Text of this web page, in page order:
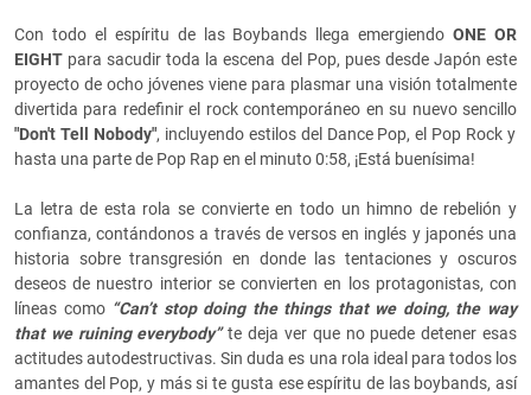
Con todo el espíritu de las Boybands llega emergiendoONE OR
EIGHT para sacudir toda la escena del Pop, pues desde Japón este
proyecto de ocho jóvenes viene para plasmar una visión totalmente
divertida para redefinir el rock contemporáneo en su nuevo sencillo
"Don't Tell Nobody", incluyendo estilos del Dance Pop, el Pop Rock y
hasta una parte de Pop Rap en el minuto 0:58, ¡Está buenísima!
La letra de esta rola se convierte en todo un himno de rebelión y
confianza, contándonos a través de versos en inglés y japonés una
historia sobre transgresión en donde las tentaciones y oscuros
deseos de nuestro interior se convierten en los protagonistas, con
líneas como “Can’t stop doing the things that we doing, the way
that we ruining everybody”te deja ver que no puede detener esas
actitudes autodestructivas. Sin duda es una rola ideal para todos los
amantes del Pop, y más si te gusta ese espíritu de las boybands, así